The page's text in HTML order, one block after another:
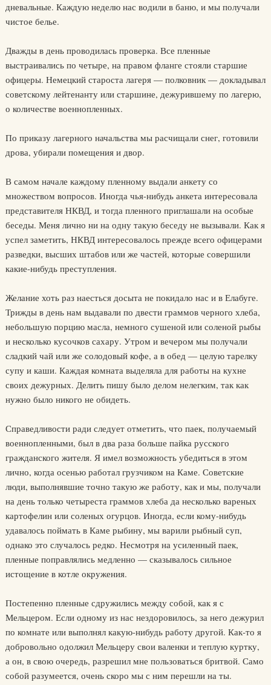
дневальные. Каждую неделю нас водили в баню, и мы получали
чистое белье.
Дважды в день проводилась проверка. Все пленные
выстраивались по четыре, на правом фланге стояли старшие
офицеры. Немецкий староста лагеря — полковник — докладывал
советскому лейтенанту или старшине, дежурившему по лагерю,
о количестве военнопленных.
По приказу лагерного начальства мы расчищали снег, готовили
дрова, убирали помещения и двор.
В самом начале каждому пленному выдали анкету со
множеством вопросов. Иногда чья-нибудь анкета интересовала
представителя НКВД, и тогда пленного приглашали на особые
беседы. Меня лично ни на одну такую беседу не вызывали. Как я
успел заметить, НКВД интересовалось прежде всего офицерами
разведки, высших штабов или же частей, которые совершили
какие-нибудь преступления.
Желание хоть раз наесться досыта не покидало нас и в Елабуге.
Трижды в день нам выдавали по двести граммов черного хлеба,
небольшую порцию масла, немного сушеной или соленой рыбы
и несколько кусочков сахару. Утром и вечером мы получали
сладкий чай или же солодовый кофе, а в обед — целую тарелку
супу и каши. Каждая комната выделяла для работы на кухне
своих дежурных. Делить пишу было делом нелегким, так как
нужно было никого не обидеть.
Справедливости ради следует отметить, что паек, получаемый
военнопленными, был в два раза больше пайка русского
гражданского жителя. Я имел возможность убедиться в этом
лично, когда осенью работал грузчиком на Каме. Советские
люди, выполнявшие точно такую же работу, как и мы, получали
на день только четыреста граммов хлеба да несколько вареных
картофелин или соленых огурцов. Иногда, если кому-нибудь
удавалось поймать в Каме рыбину, мы варили рыбный суп,
однако это случалось редко. Несмотря на усиленный паек,
пленные поправлялись медленно — сказывалось сильное
истощение в котле окружения.
Постепенно пленные сдружились между собой, как я с
Мельцером. Если одному из нас нездоровилось, за него дежурил
по комнате или выполнял какую-нибудь работу другой. Как-то я
добровольно одолжил Мельцеру свои валенки и теплую куртку,
а он, в свою очередь, разрешил мне пользоваться бритвой. Само
собой разумеется, очень скоро мы с ним перешли на ты.